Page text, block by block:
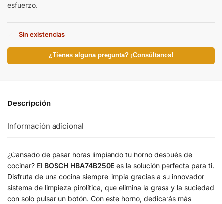
esfuerzo.
Sin existencias
¿Tienes alguna pregunta? ¡Consúltanos!
Descripción
Información adicional
¿Cansado de pasar horas limpiando tu horno después de
cocinar? El BOSCH HBA74B250E es la solución perfecta para ti.
Disfruta de una cocina siempre limpia gracias a su innovador
sistema de limpieza pirolítica, que elimina la grasa y la suciedad
con solo pulsar un botón. Con este horno, dedicarás más